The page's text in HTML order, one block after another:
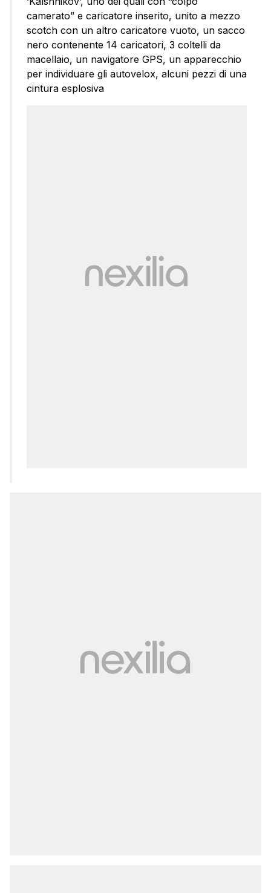
camerato” e caricatore inserito, unito a mezzo
scotch con un altro caricatore vuoto, un sacco
nero contenente 14 caricatori, 3 coltelli da
macellaio, un navigatore GPS, un apparecchio
per individuare gli autovelox, alcuni pezzi di una
cintura esplosiva